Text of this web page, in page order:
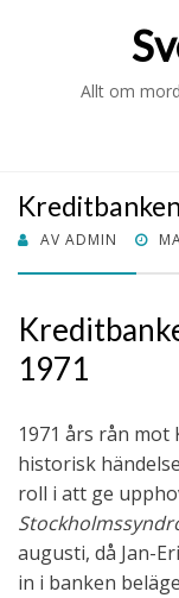
Allt om
AV ADMIN
1971
1971 års rån mot
historisk
roll i att ge
augusti, då Jan-
in i banken